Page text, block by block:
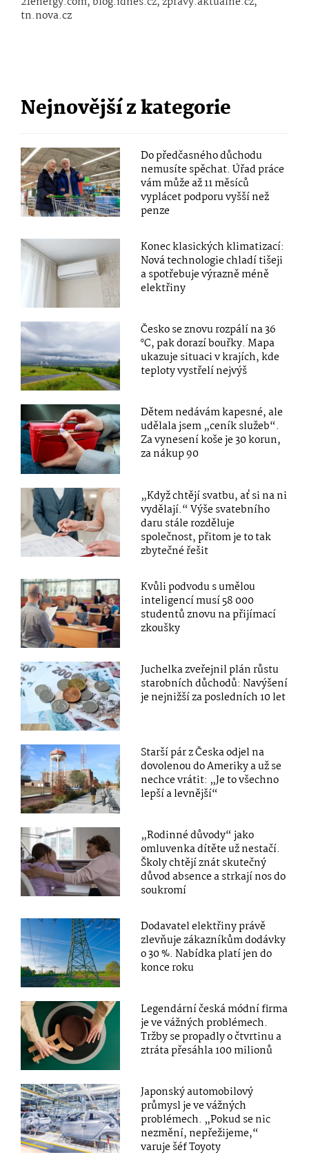
tn.nova.cz
Nejnovější z kategorie
Do předčasného důchodu
nemusíte spěchat. Úřad práce
vám může až 11 měsíců
vyplácet podporu vyšší než
penze
Konec klasických klimatizací:
Nová technologie chladí tišeji
a spotřebuje výrazně méně
elektřiny
Česko se znovu rozpálí na 36
°C, pak dorazí bouřky. Mapa
ukazuje situaci v krajích, kde
teploty vystřelí nejvýš
Dětem nedávám kapesné, ale
udělala jsem „ceník služeb“.
Za vynesení koše je 30 korun,
za nákup 90
„Když chtějí svatbu, ať si na ni
vydělají.“ Výše svatebního
daru stále rozděluje
společnost, přitom je to tak
zbytečné řešit
Kvůli podvodu s umělou
inteligencí musí 58 000
studentů znovu na přijímací
zkoušky
Juchelka zveřejnil plán růstu
starobních důchodů: Navýšení
je nejnižší za posledních 10 let
Starší pár z Česka odjel na
dovolenou do Ameriky a už se
nechce vrátit: „Je to všechno
lepší a levnější“
„Rodinné důvody“ jako
omluvenka dítěte už nestačí.
Školy chtějí znát skutečný
důvod absence a strkají nos do
soukromí
Dodavatel elektřiny právě
zlevňuje zákazníkům dodávky
o 30 %. Nabídka platí jen do
konce roku
Legendární česká módní firma
je ve vážných problémech.
Tržby se propadly o čtvrtinu a
ztráta přesáhla 100 milionů
Japonský automobilový
průmysl je ve vážných
problémech. „Pokud se nic
nezmění, nepřežijeme,“
varuje šéf Toyoty